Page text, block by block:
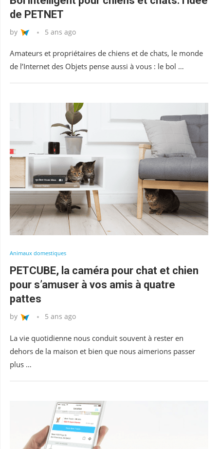
de PETNET
by 5 ans ago
Amateurs et propriétaires de chiens et de chats, le monde
de l’Internet des Objets pense aussi à vous : le bol …
Animaux domestiques
PETCUBE, la caméra pour chat et chien
pour s’amuser à vos amis à quatre
pattes
by 5 ans ago
La vie quotidienne nous conduit souvent à rester en
dehors de la maison et bien que nous aimerions passer
plus …